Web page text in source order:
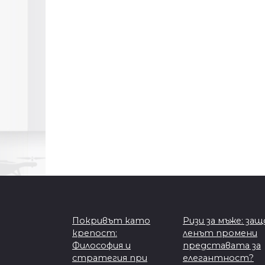
Покривът като
крепост:
Философия и
стратегия при
Ризи за мъже:
ленът промени
представата за
елегантност?